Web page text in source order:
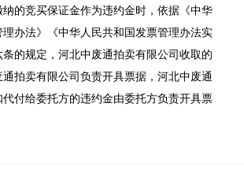
的竞买保证金作为违约金时，依据《中华
理办法》《中华人民共和国发票管理办法实
的规定，河北中废通拍卖有限公司收取的
拍卖有限公司负责开具票据，河北中废通
付给委托方的违约金由委托方负责开具票